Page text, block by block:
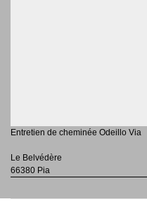
Entretien de cheminée Odeillo Via
Le Belvédère
66380 Pia